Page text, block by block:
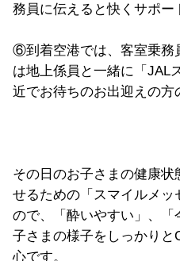
務員に伝えると快くサポー
⑥到着空港では、客室乗務
は地上係員と一緒に「JAL
近でお待ちのお出迎えの方
その日のお子さまの健康
せるための「スマイルメッ
ので、「酔いやすい」、
子さまの様子をしっかり
心です。